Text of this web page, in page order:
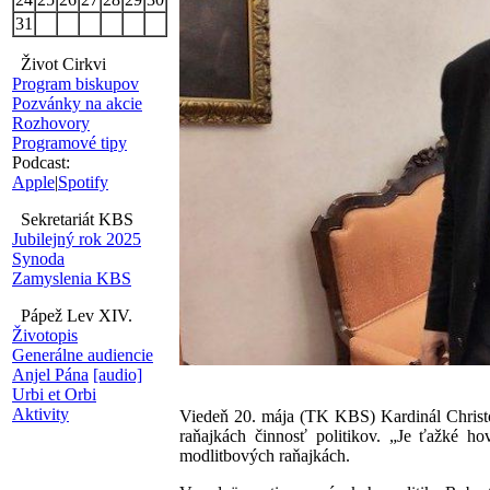
31
Život Cirkvi
Program biskupov
Pozvánky na akcie
Rozhovory
Programové tipy
Podcast:
Apple|Spotify
Sekretariát KBS
Jubilejný rok 2025
Synoda
Zamyslenia KBS
Pápež Lev XIV.
Životopis
Generálne audiencie
Anjel Pána [audio]
Urbi et Orbi
Aktivity
Viedeň 20. mája (TK KBS) Kardinál
raňajkách činnosť politikov. „Je ťažké
modlitbových raňajkách.